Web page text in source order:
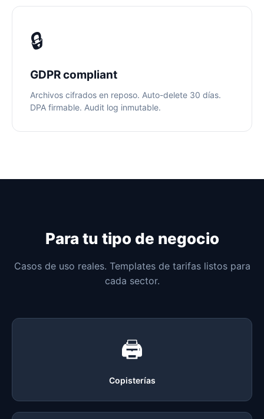
🔒
GDPR compliant
Archivos cifrados en reposo. Auto-delete 30 días.
DPA firmable. Audit log inmutable.
Para tu tipo de negocio
Casos de uso reales. Templates de tarifas listos para
cada sector.
🖨
Copisterías